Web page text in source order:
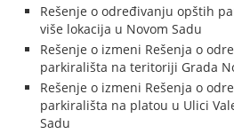
Rešenje o određivanju opštih
više lokacija u Novom Sadu
Rešenje o izmeni Rešenja o
parkirališta na teritoriji Grada
Rešenje o izmeni Rešenja o
parkirališta na platou u Ulici
Sadu